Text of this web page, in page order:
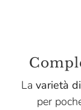
La varietà
per